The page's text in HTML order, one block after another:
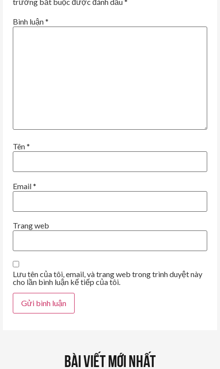
Bình luận*
Tên*
Email*
Trang web
Lưu tên của tôi, email, và trang web trong trình duyệt này
cho lần bình luận kế tiếp của tôi.
Bài Viết Mới Nhất